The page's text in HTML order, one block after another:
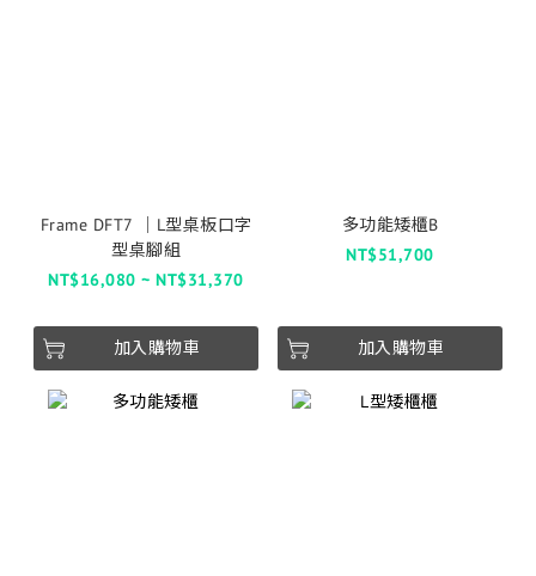
Frame DFT7 │L型桌板口字
型桌腳組
NT$16,080 ~ NT$31,370
加入購物車
多功能矮櫃B
NT$51,700
加入購物車